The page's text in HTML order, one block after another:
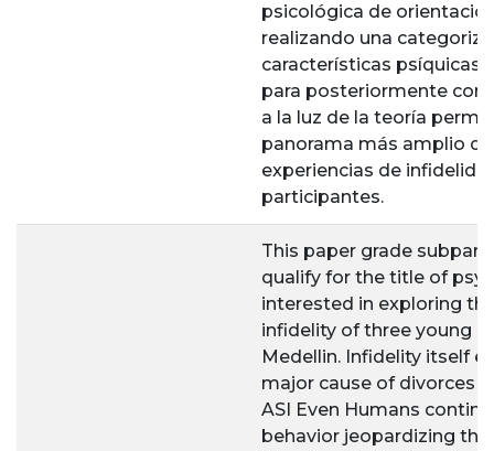
psicológica de
realizando una
características psíquicas
para posteriormente
a la luz de la teoría
panorama más amplio
experiencias de
participantes.
This paper grade
qualify for the title of
interested in exploring
infidelity of three young
Medellin. Infidelity itself
major cause of divorces
ASI Even Humans
behavior jeopardizing